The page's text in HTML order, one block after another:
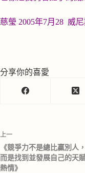
慈瑩 2005年7月 28 威
分享你的喜愛
上一
《競爭力不是總比贏別人，
而是找到並發展自己的天
熱情》